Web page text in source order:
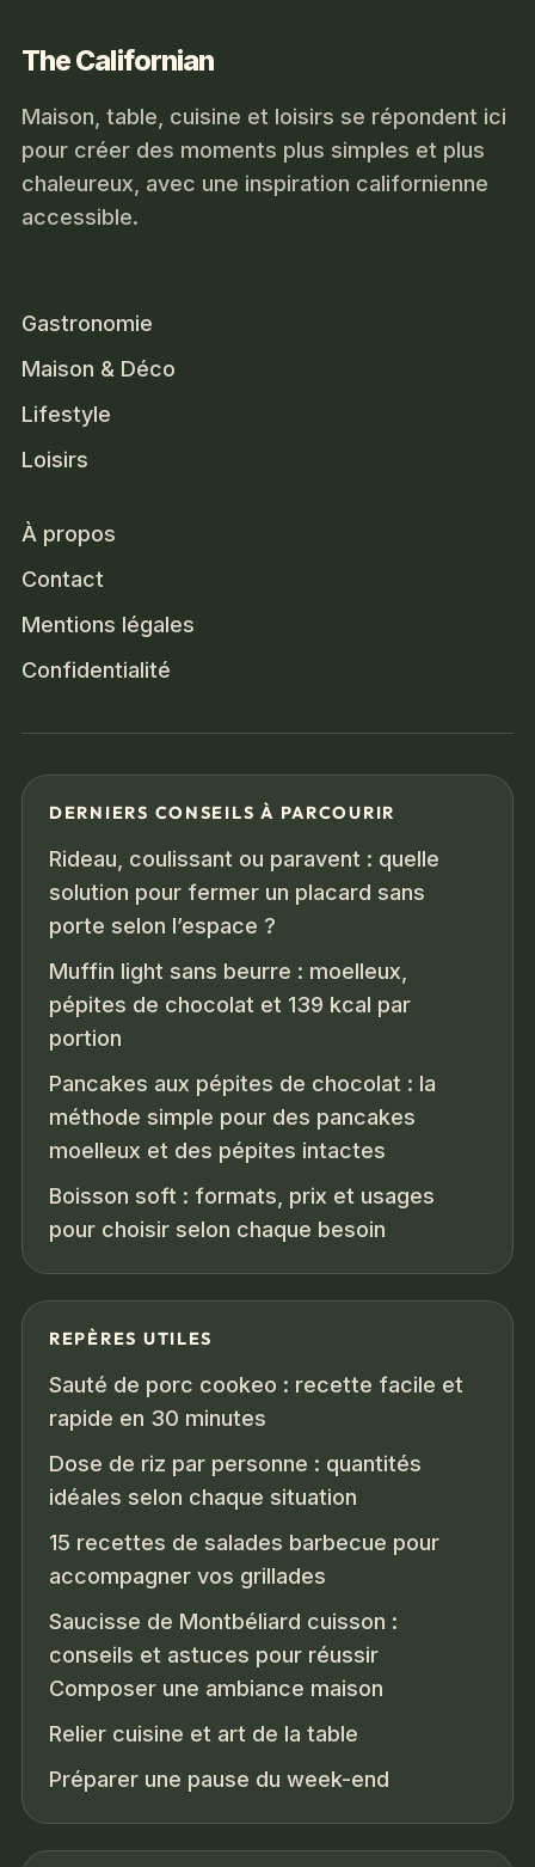
The Californian
Maison, table, cuisine et loisirs se répondent ici
pour créer des moments plus simples et plus
chaleureux, avec une inspiration californienne
accessible.
Gastronomie
Maison & Déco
Lifestyle
Loisirs
À propos
Contact
Mentions légales
Confidentialité
DERNIERS CONSEILS À PARCOURIR
Rideau, coulissant ou paravent : quelle
solution pour fermer un placard sans
porte selon l’espace ?
Muffin light sans beurre : moelleux,
pépites de chocolat et 139 kcal par
portion
Pancakes aux pépites de chocolat : la
méthode simple pour des pancakes
moelleux et des pépites intactes
Boisson soft : formats, prix et usages
pour choisir selon chaque besoin
REPÈRES UTILES
Sauté de porc cookeo : recette facile et
rapide en 30 minutes
Dose de riz par personne : quantités
idéales selon chaque situation
15 recettes de salades barbecue pour
accompagner vos grillades
Saucisse de Montbéliard cuisson :
conseils et astuces pour réussir
Composer une ambiance maison
Relier cuisine et art de la table
Préparer une pause du week-end